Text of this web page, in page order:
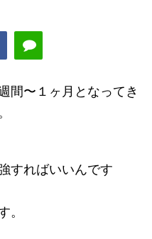
間〜１ヶ月となってき
すればいいんです
。